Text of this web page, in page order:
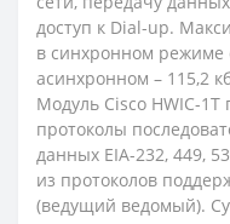
доступ к Dial-up.
в синхронном режиме
асинхронном – 115,2
Модуль Cisco HWIC-
протоколы
данных EIA-232, 449,
из протоколов
(ведущий ведомый).